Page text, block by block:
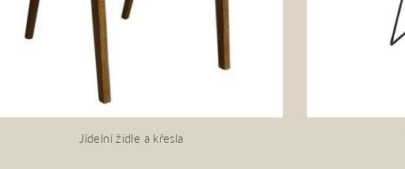
Jídelní židle a křesla